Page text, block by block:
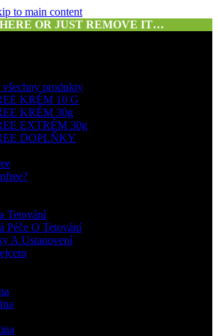
to main content
OR JUST REMOVE IT…
všechny produkty
KRÉM 10 G
KRÉM 30g
EXTRÉM 30g
DOPLŇKY
Tetování
Péče O Tetování
A Ustanovení